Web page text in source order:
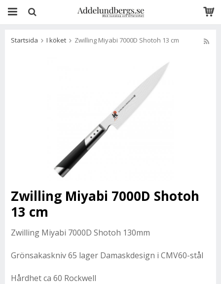
Startsida I köket Zwilling Miyabi 7000D Shotoh 13 cm
Zwilling Miyabi 7000D Shotoh
13 cm
Zwilling Miyabi 7000D Shotoh 130mm
Grönsakaskniv 65 lager Damaskdesign i CMV60-stål
Hårdhet ca 60 Rockwell